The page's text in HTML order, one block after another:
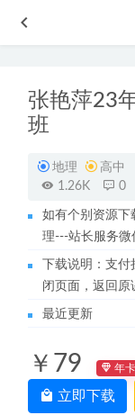
张艳萍23
班
地理 高中
1.26K
0
如有个别资源下
理---站长服务微
下载说明：支
闭页面，返回原
最近更新
￥79 年
立即下载
乐乐课堂初中
21天思维导图+
2022-10-10
姬广亮-超级记
23年作业帮牟
21年高中化学